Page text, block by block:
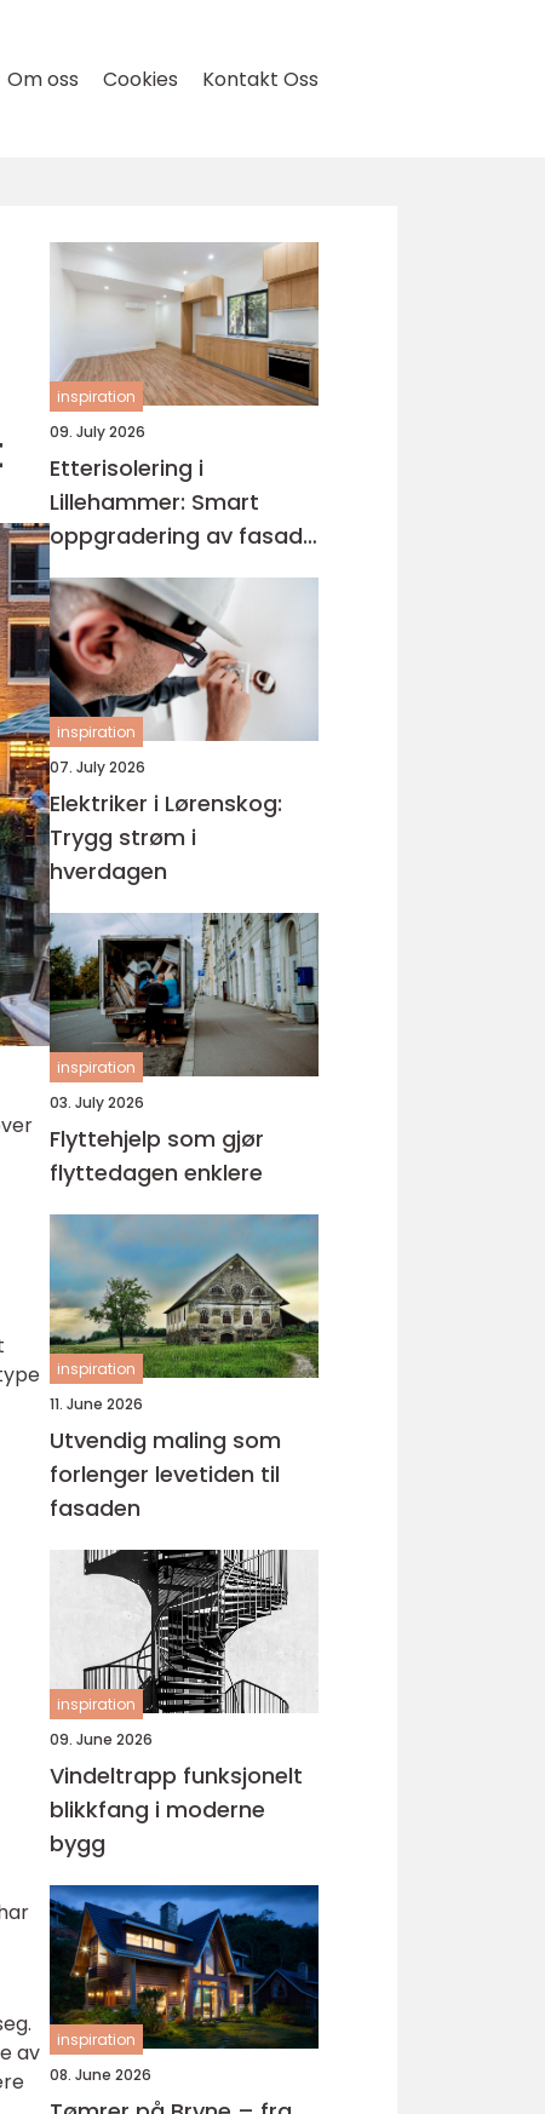
Om oss Cookies Kontakt Oss
av
inspiration
09. July 2026
Etterisolering i
Lillehammer: Smart
oppgradering av fasade
og bolig
inspiration
07. July 2026
Elektriker i Lørenskog:
Trygg strøm i
hverdagen
inspiration
03. July 2026
Flyttehjelp som gjør
flyttedagen enklere
inspiration
11. June 2026
Utvendig maling som
forlenger levetiden til
fasaden
inspiration
09. June 2026
Vindeltrapp funksjonelt
blikkfang i moderne
bygg
inspiration
08. June 2026